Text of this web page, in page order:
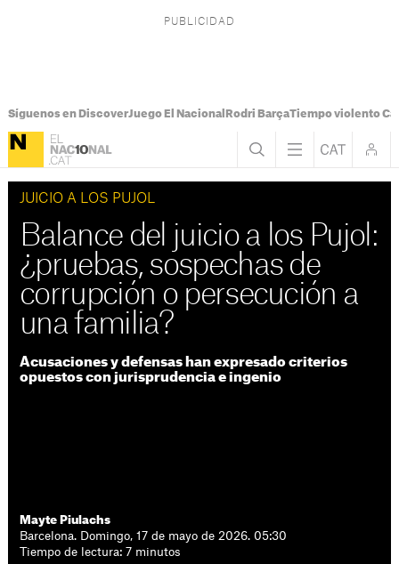
Síguenos en DiscoverJuego El Nacional Rodri BarçaTiempo violento
JUICIO A LOS PUJOL
Balance del juicio a los Pujol:
¿pruebas, sospechas de
corrupción o persecución a
una familia?
Acusaciones y defensas han expresado criterios
opuestos con jurisprudencia e ingenio
Mayte Piulachs
Barcelona. Domingo, 17 de mayo de 2026. 05:30
Tiempo de lectura: 7 minutos